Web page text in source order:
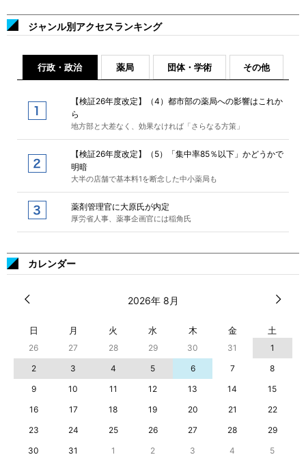
ジャンル別アクセスランキング
行政・政治 薬局 団体・学術 その他
【検証26年度改定】（4）都市部の薬局への影響はこれか
ら
地方部と大差なく、効果なければ「さらなる方策」
【検証26年度改定】（5）「集中率85％以下」かどうかで
明暗
大半の店舗で基本料1を断念した中小薬局も
薬剤管理官に大原氏が内定
厚労省人事、薬事企画官には稲角氏
カレンダー
2026年 8月
日 月 火 水 木 金 土
26 27 28 29 30 31
1
2
3 4 5 6 7
8
9
10 11 12 13 14
15
16
17 18 19 20 21
22
23
24 25 26 27 28
29
30
31 1 2 3 4 5